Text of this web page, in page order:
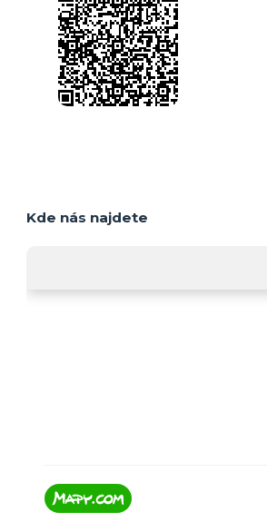
Kde nás najdete